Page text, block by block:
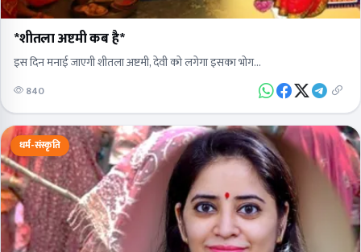
*शीतला अष्टमी कब है*
इस दिन मनाई जाएगी शीतला अष्टमी, देवी को लगेगा इसका भोग...
840
धर्म-संस्कृति